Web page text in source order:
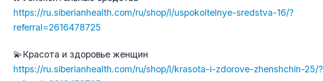
https://ru.siberianhealth.com/ru/shop/l/uspokoitelnye-sredstva-16/?
referral=2616478725
💫Красота и здоровье женщин
https://ru.siberianhealth.com/ru/shop/l/krasota-i-zdorove-zhenshchin-25/?